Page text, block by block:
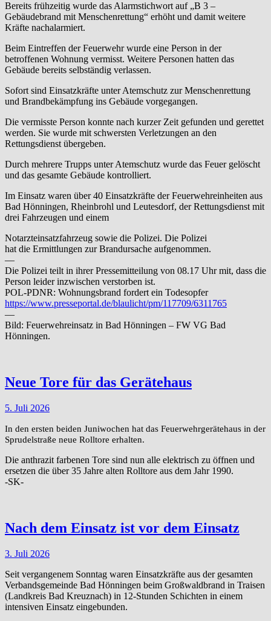
Bereits frühzeitig wurde das Alarmstichwort auf „B 3 –
Gebäudebrand mit Menschenrettung“ erhöht und damit weitere
Kräfte nachalarmiert.
Beim Eintreffen der Feuerwehr wurde eine Person in der
betroffenen Wohnung vermisst. Weitere Personen hatten das
Gebäude bereits selbständig verlassen.
Sofort sind Einsatzkräfte unter Atemschutz zur Menschenrettung
und Brandbekämpfung ins Gebäude vorgegangen.
Die vermisste Person konnte nach kurzer Zeit gefunden und gerettet
werden. Sie wurde mit schwersten Verletzungen an den
Rettungsdienst übergeben.
Durch mehrere Trupps unter Atemschutz wurde das Feuer gelöscht
und das gesamte Gebäude kontrolliert.
Im Einsatz waren über 40 Einsatzkräfte der Feuerwehreinheiten aus
Bad Hönningen, Rheinbrohl und Leutesdorf, der Rettungsdienst mit
drei Fahrzeugen und einem
Notarzteinsatzfahrzeug sowie die Polizei. Die Polizei
hat die Ermittlungen zur Brandursache aufgenommen.
—
Die Polizei teilt in ihrer Pressemitteilung von 08.17 Uhr mit, dass die
Person leider inzwischen verstorben ist.
POL-PDNR: Wohnungsbrand fordert ein Todesopfer
https://www.presseportal.de/blaulicht/pm/117709/6311765
—
Bild: Feuerwehreinsatz in Bad Hönningen – FW VG Bad
Hönningen.
Neue Tore für das Gerätehaus
5. Juli 2026
In den ersten beiden Juniwochen hat das Feuerwehrgerätehaus in der
Sprudelstraße neue Rolltore erhalten.
Die anthrazit farbenen Tore sind nun alle elektrisch zu öffnen und
ersetzen die über 35 Jahre alten Rolltore aus dem Jahr 1990.
-SK-
Nach dem Einsatz ist vor dem Einsatz
3. Juli 2026
Seit vergangenem Sonntag waren Einsatzkräfte aus der gesamten
Verbandsgemeinde Bad Hönningen beim Großwaldbrand in Traisen
(Landkreis Bad Kreuznach) in 12-Stunden Schichten in einem
intensiven Einsatz eingebunden.